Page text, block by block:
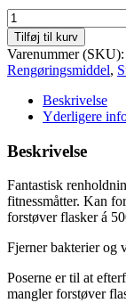
SUPR
4
Sport
n
Fitness
koncentrat,
inkl.
forstøver
flasker,
fortyndes
1:10
-
kr.
754
Tilføj til kurv
Varenummer (SKU):
Rengøringsmiddel,
Beskrivelse
Yderligere
Beskrivelse
Fantastisk
fitnessmåtter. Kan
forstøver flasker á
Fjerner bakterier og
Poserne er til at
mangler forstøver